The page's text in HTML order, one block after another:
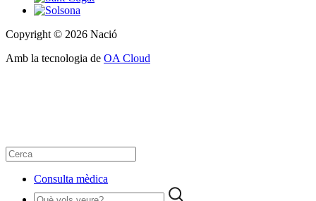
Copyright © 2026 Nació
Amb la tecnologia de OA Cloud
Consulta mèdica